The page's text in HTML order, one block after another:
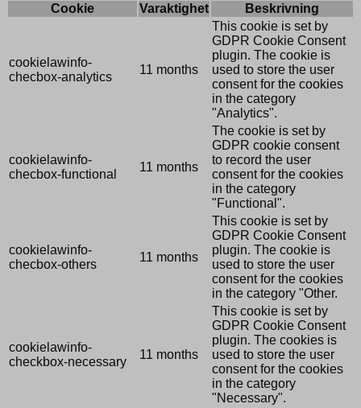
Cookie
Varaktighet Beskrivning
cookielawinfo-
checbox-analytics
11 months
This cookie is set by
GDPR Cookie Consent
plugin. The cookie is
used to store the user
consent for the cookies
in the category
"Analytics".
cookielawinfo-
checbox-functional
11 months
The cookie is set by
GDPR cookie consent
to record the user
consent for the cookies
in the category
"Functional".
cookielawinfo-
checbox-others
11 months
This cookie is set by
GDPR Cookie Consent
plugin. The cookie is
used to store the user
consent for the cookies
in the category "Other.
cookielawinfo-
checkbox-necessary
11 months
This cookie is set by
GDPR Cookie Consent
plugin. The cookies is
used to store the user
consent for the cookies
in the category
"Necessary".